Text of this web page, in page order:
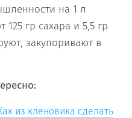
на 1 л
гр сахара и 5,5 гр
закупоривают в
из кленовика сделать